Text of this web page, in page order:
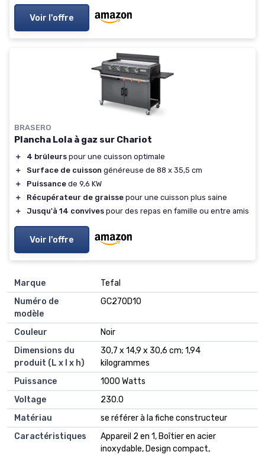
Voir l'offre
BRASERO
Plancha Lola à gaz sur Chariot
＋ 4 brûleurs pour une cuisson optimale
＋
Surface de cuisson généreuse de 88 x 35,5 cm
＋
Puissance de 9,6 KW
＋
Récupérateur de graisse pour une cuisson plus saine
＋
Jusqu'à 14 convives pour des repas en famille ou entre amis
Voir l'offre
Marque
‎Tefal
Numéro de
modèle
‎GC270D10
Couleur
‎Noir
Dimensions du
produit (L x l x h)
‎30,7 x 14,9 x 30,6 cm; 1,94
kilogrammes
Puissance
‎1000 Watts
Voltage
‎230.0
Matériau
‎se référer à la fiche constructeur
Caractéristiques
‎Appareil 2 en 1, Boîtier en acier
inoxydable, Design compact,